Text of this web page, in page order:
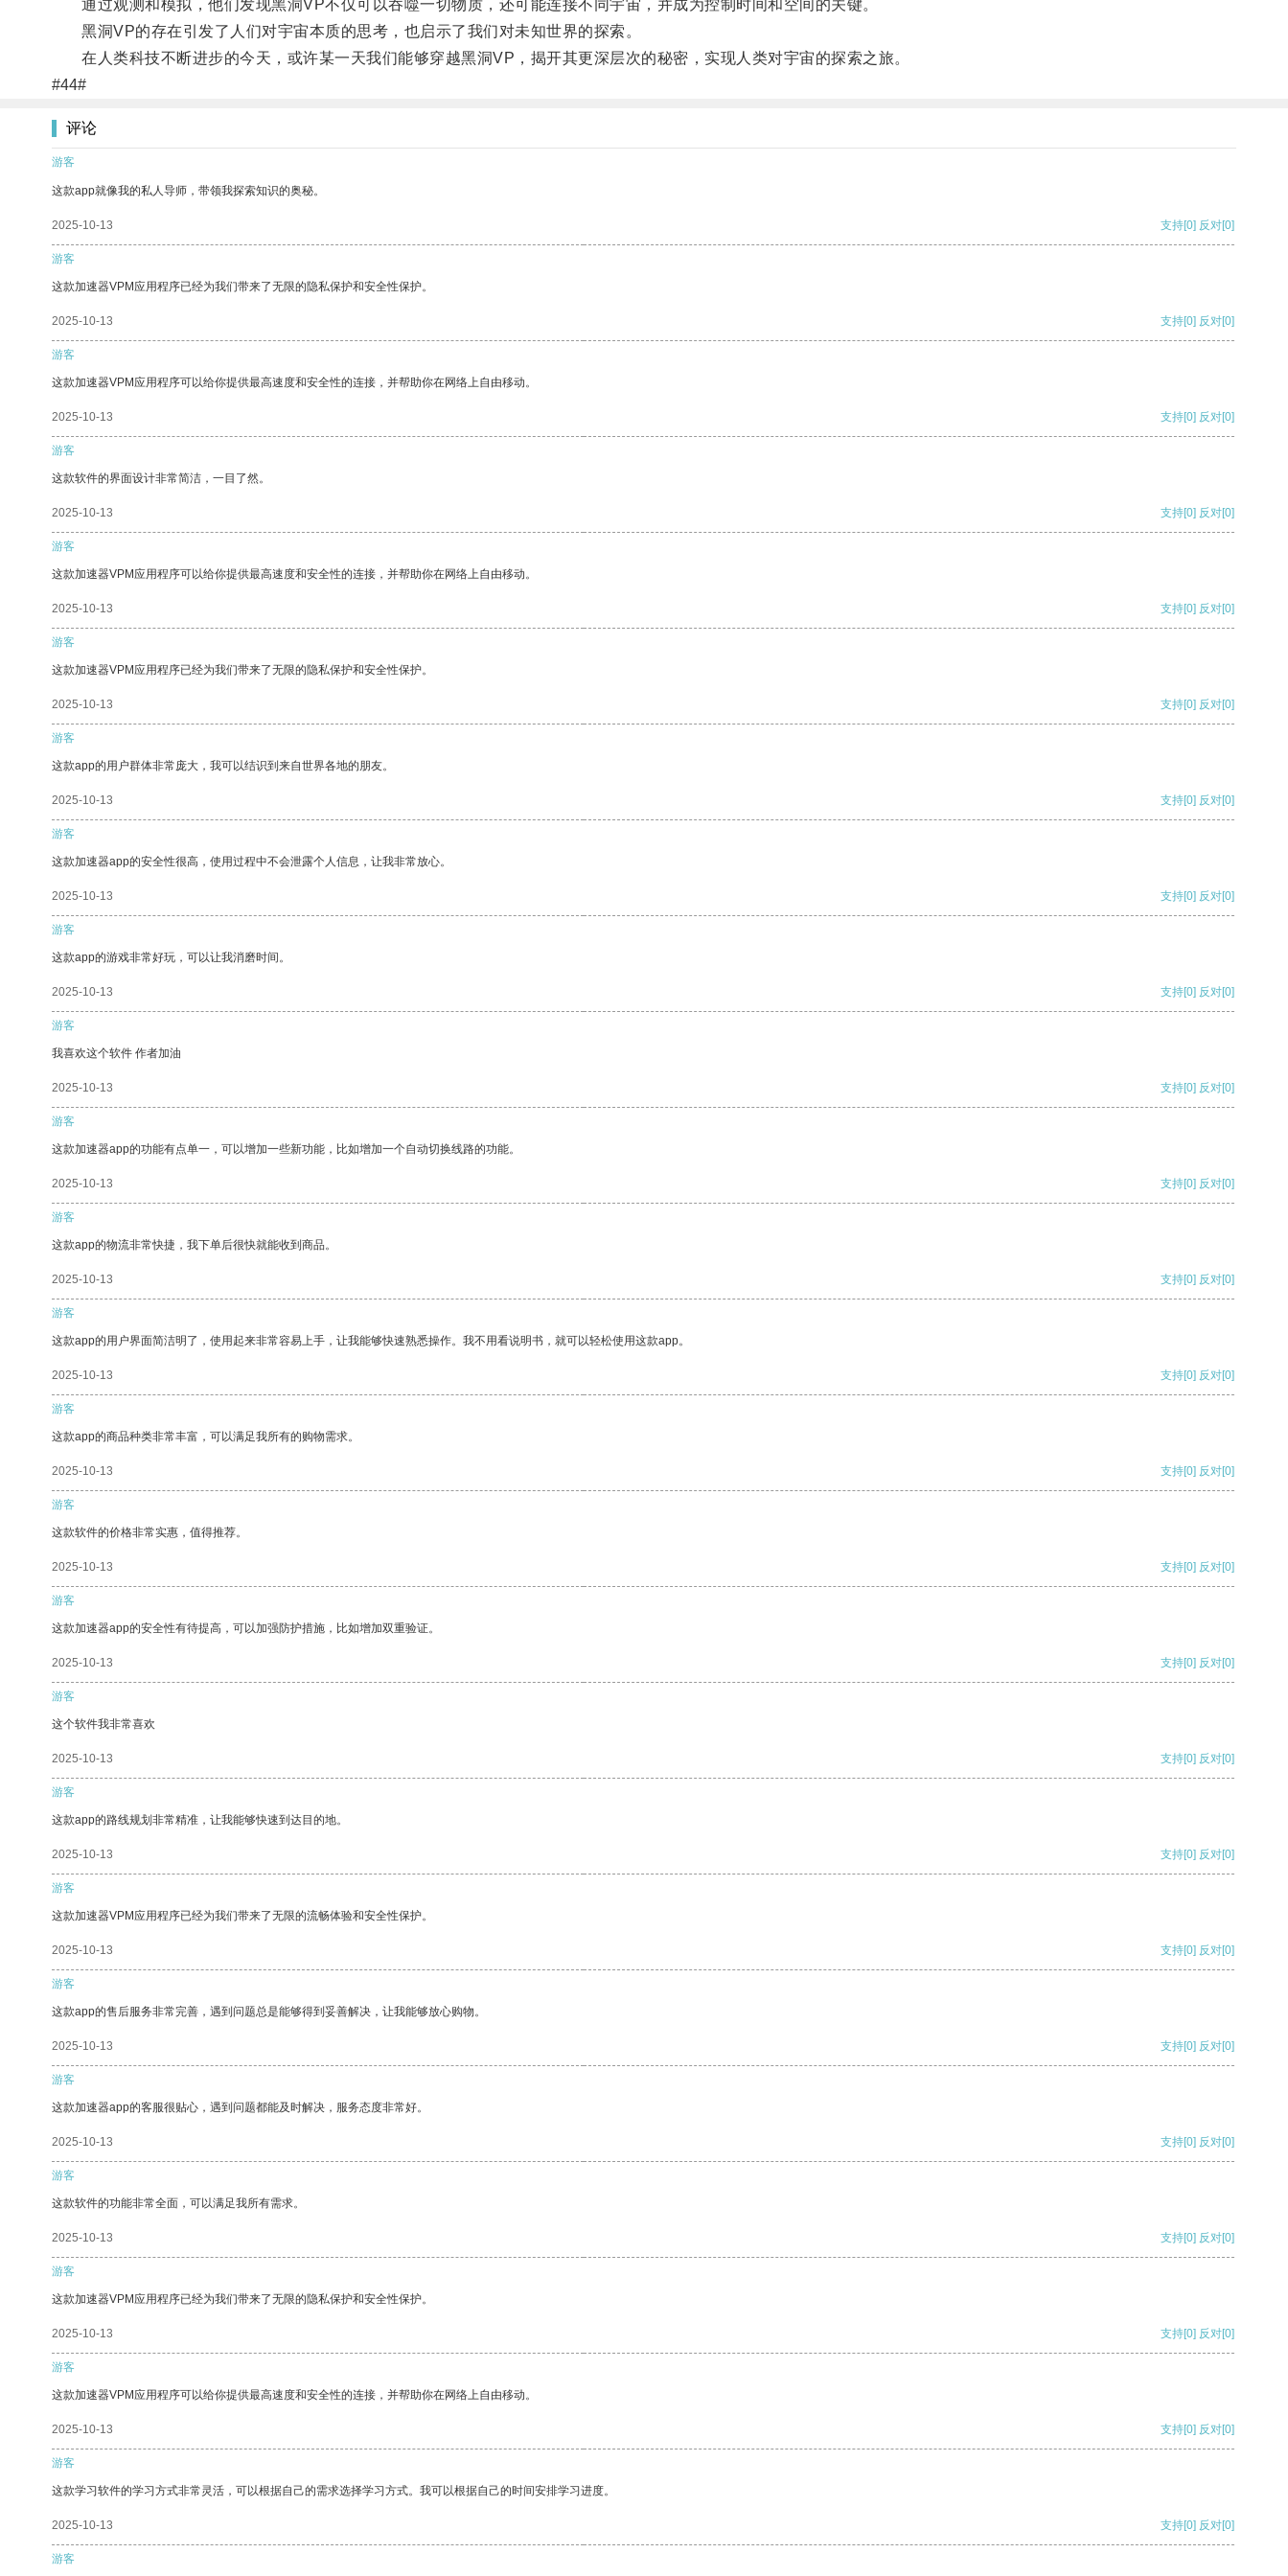
通过观测和模拟，他们发现黑洞VP不仅可以吞噬一切物质，还可能连接不同宇宙，并成为控制时间和空间的关键。
黑洞VP的存在引发了人们对宇宙本质的思考，也启示了我们对未知世界的探索。
在人类科技不断进步的今天，或许某一天我们能够穿越黑洞VP，揭开其更深层次的秘密，实现人类对宇宙的探索之旅。
#44#
评论
游客
这款app就像我的私人导师，带领我探索知识的奥秘。
2025-10-13 支持[0] 反对[0]
游客
这款加速器VPM应用程序已经为我们带来了无限的隐私保护和安全性保护。
2025-10-13 支持[0] 反对[0]
游客
这款加速器VPM应用程序可以给你提供最高速度和安全性的连接，并帮助你在网络上自由移动。
2025-10-13 支持[0] 反对[0]
游客
这款软件的界面设计非常简洁，一目了然。
2025-10-13 支持[0] 反对[0]
游客
这款加速器VPM应用程序可以给你提供最高速度和安全性的连接，并帮助你在网络上自由移动。
2025-10-13 支持[0] 反对[0]
游客
这款加速器VPM应用程序已经为我们带来了无限的隐私保护和安全性保护。
2025-10-13 支持[0] 反对[0]
游客
这款app的用户群体非常庞大，我可以结识到来自世界各地的朋友。
2025-10-13 支持[0] 反对[0]
游客
这款加速器app的安全性很高，使用过程中不会泄露个人信息，让我非常放心。
2025-10-13 支持[0] 反对[0]
游客
这款app的游戏非常好玩，可以让我消磨时间。
2025-10-13 支持[0] 反对[0]
游客
我喜欢这个软件 作者加油
2025-10-13 支持[0] 反对[0]
游客
这款加速器app的功能有点单一，可以增加一些新功能，比如增加一个自动切换线路的功能。
2025-10-13 支持[0] 反对[0]
游客
这款app的物流非常快捷，我下单后很快就能收到商品。
2025-10-13 支持[0] 反对[0]
游客
这款app的用户界面简洁明了，使用起来非常容易上手，让我能够快速熟悉操作。我不用看说明书，就可以轻松使用这款app。
2025-10-13 支持[0] 反对[0]
游客
这款app的商品种类非常丰富，可以满足我所有的购物需求。
2025-10-13 支持[0] 反对[0]
游客
这款软件的价格非常实惠，值得推荐。
2025-10-13 支持[0] 反对[0]
游客
这款加速器app的安全性有待提高，可以加强防护措施，比如增加双重验证。
2025-10-13 支持[0] 反对[0]
游客
这个软件我非常喜欢
2025-10-13 支持[0] 反对[0]
游客
这款app的路线规划非常精准，让我能够快速到达目的地。
2025-10-13 支持[0] 反对[0]
游客
这款加速器VPM应用程序已经为我们带来了无限的流畅体验和安全性保护。
2025-10-13 支持[0] 反对[0]
游客
这款app的售后服务非常完善，遇到问题总是能够得到妥善解决，让我能够放心购物。
2025-10-13 支持[0] 反对[0]
游客
这款加速器app的客服很贴心，遇到问题都能及时解决，服务态度非常好。
2025-10-13 支持[0] 反对[0]
游客
这款软件的功能非常全面，可以满足我所有需求。
2025-10-13 支持[0] 反对[0]
游客
这款加速器VPM应用程序已经为我们带来了无限的隐私保护和安全性保护。
2025-10-13 支持[0] 反对[0]
游客
这款加速器VPM应用程序可以给你提供最高速度和安全性的连接，并帮助你在网络上自由移动。
2025-10-13 支持[0] 反对[0]
游客
这款学习软件的学习方式非常灵活，可以根据自己的需求选择学习方式。我可以根据自己的时间安排学习进度。
2025-10-13 支持[0] 反对[0]
游客